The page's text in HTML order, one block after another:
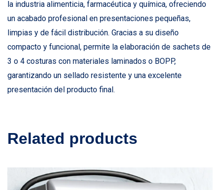
la industria alimenticia, farmacéutica y química, ofreciendo
un acabado profesional en presentaciones pequeñas,
limpias y de fácil distribución. Gracias a su diseño
compacto y funcional, permite la elaboración de sachets de
3 o 4 costuras con materiales laminados o BOPP,
garantizando un sellado resistente y una excelente
presentación del producto final.
Related products